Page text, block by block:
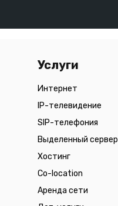
Услуги
Интернет
IP-телевидение
SIP-телефония
Выделенный сервер
Хостинг
Co-location
Аренда сети